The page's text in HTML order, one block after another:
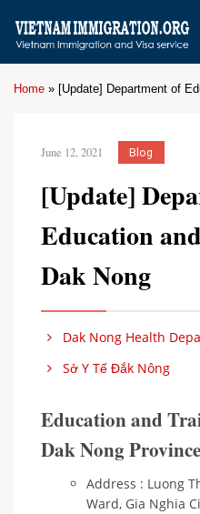
Home » [Update] Department of
June 12, 2021 Blog
[Update]
Education
Dak Nong
Dak Nong Health
Sở Y Tế Đắk Nông
Education and
Dak Nong Province
Address : Luong
Ward, Gia Nghia